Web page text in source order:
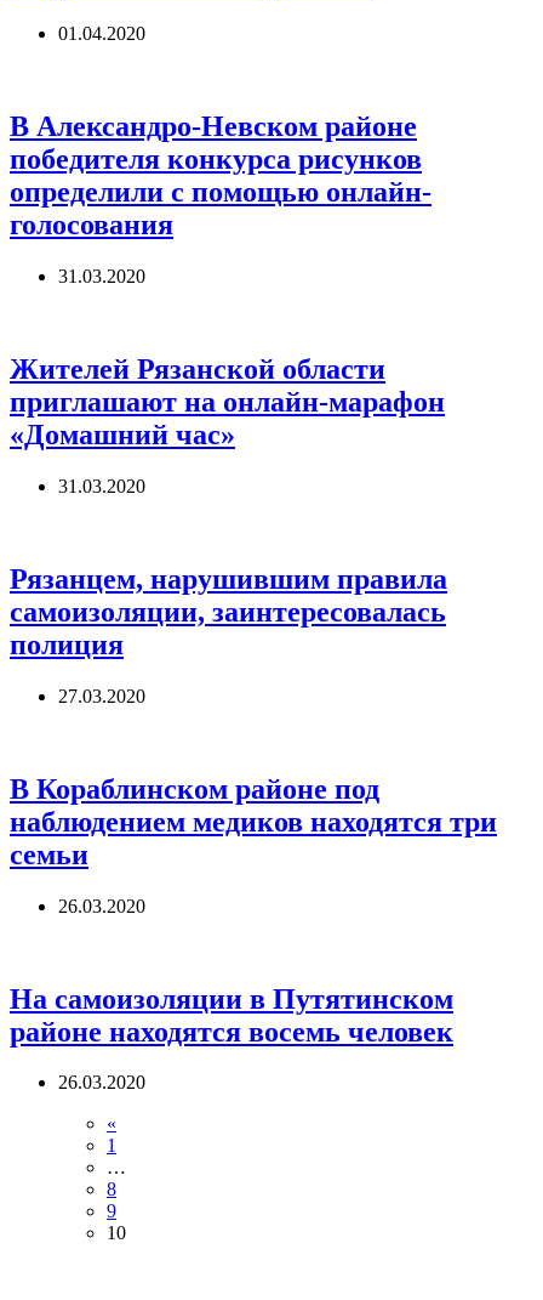
01.04.2020
В Александро-Невском районе
победителя конкурса рисунков
определили с помощью онлайн-
голосования
31.03.2020
Жителей Рязанской области
приглашают на онлайн-марафон
«Домашний час»
31.03.2020
Рязанцем, нарушившим правила
самоизоляции, заинтересовалась
полиция
27.03.2020
В Кораблинском районе под
наблюдением медиков находятся три
семьи
26.03.2020
На самоизоляции в Путятинском
районе находятся восемь человек
26.03.2020
«
1
…
8
9
10